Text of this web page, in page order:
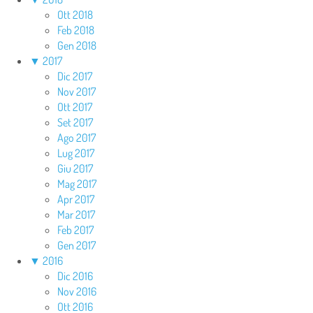
Ott 2018
Feb 2018
Gen 2018
▼ 2017
Dic 2017
Nov 2017
Ott 2017
Set 2017
Ago 2017
Lug 2017
Giu 2017
Mag 2017
Apr 2017
Mar 2017
Feb 2017
Gen 2017
▼ 2016
Dic 2016
Nov 2016
Ott 2016